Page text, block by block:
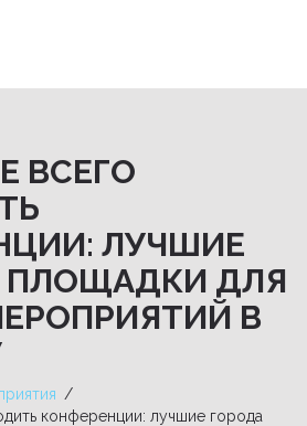
ВСЕГО
ЛУЧШИЕ
ПЛОЩАДКИ ДЛЯ
В
конференции: лучшие города